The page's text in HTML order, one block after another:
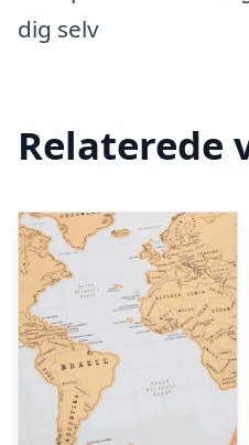
dig selv
Relaterede